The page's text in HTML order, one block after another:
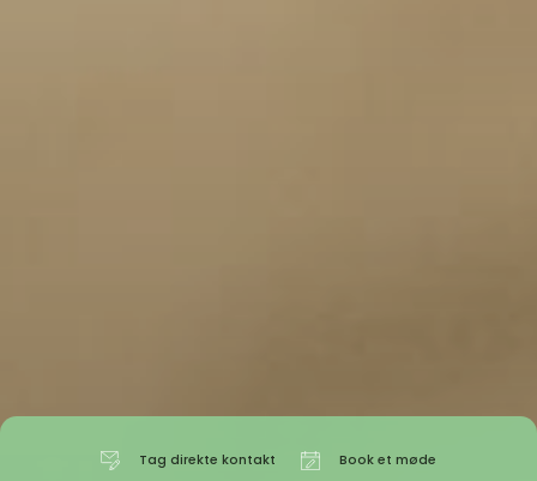
Tag direkte kontakt Book et møde